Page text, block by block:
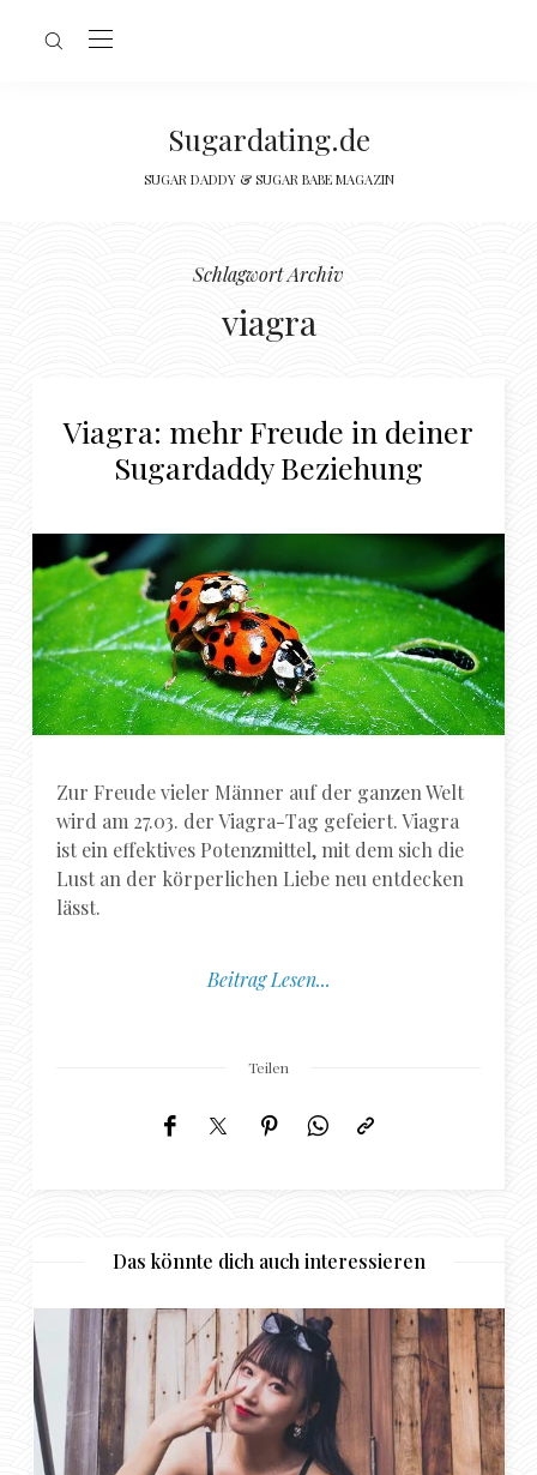
Sugardating.de
SUGAR DADDY & SUGAR BABE MAGAZIN
Schlagwort Archiv
viagra
Viagra: mehr Freude in deiner
Sugardaddy Beziehung
Zur Freude vieler Männer auf der ganzen Welt
wird am 27.03. der Viagra-Tag gefeiert. Viagra
ist ein effektives Potenzmittel, mit dem sich die
Lust an der körperlichen Liebe neu entdecken
lässt.
Beitrag Lesen...
Teilen
Das könnte dich auch interessieren